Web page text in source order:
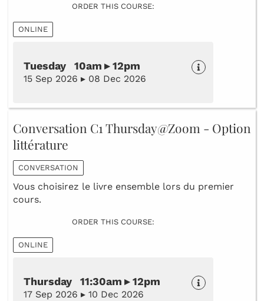
ORDER THIS COURSE:
ONLINE
Tuesday 10am ▸ 12pm
15 Sep 2026 ▸ 08 Dec 2026
Conversation C1 Thursday@Zoom - Option
littérature
CONVERSATION
Vous choisirez le livre ensemble lors du premier
cours.
ORDER THIS COURSE:
ONLINE
Thursday 11:30am ▸ 12pm
17 Sep 2026 ▸ 10 Dec 2026